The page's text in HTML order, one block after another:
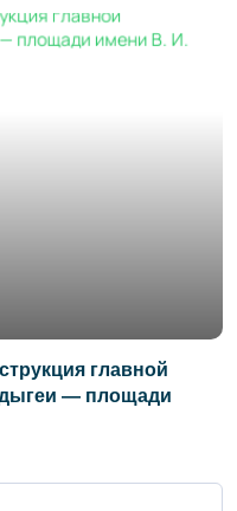
главной
— площади